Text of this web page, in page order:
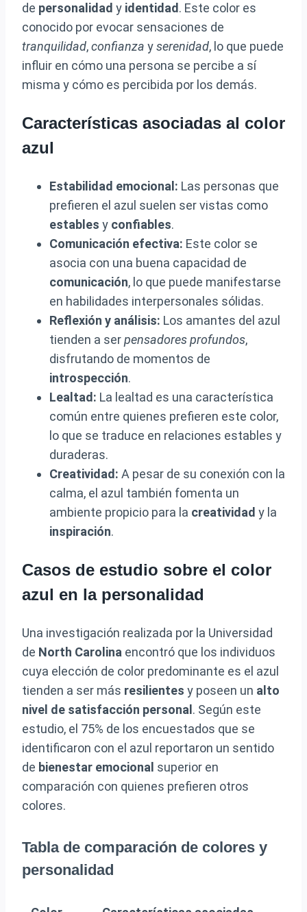
de personalidad y identidad. Este color es
conocido por evocar sensaciones de
tranquilidad,confianza yserenidad, lo que puede
influir en cómo una persona se percibe a sí
misma y cómo es percibida por los demás.
Características asociadas al color
azul
Estabilidad emocional: Las personas que
prefieren el azul suelen ser vistas como
estables y confiables.
Comunicación efectiva: Este color se
asocia con una buena capacidad de
comunicación, lo que puede manifestarse
en habilidades interpersonales sólidas.
Reflexión y análisis: Los amantes del azul
tienden a serpensadores profundos,
disfrutando de momentos de
introspección.
Lealtad: La lealtad es una característica
común entre quienes prefieren este color,
lo que se traduce en relaciones estables y
duraderas.
Creatividad: A pesar de su conexión con la
calma, el azul también fomenta un
ambiente propicio para la creatividad y la
inspiración.
Casos de estudio sobre el color
azul en la personalidad
Una investigación realizada por la Universidad
de North Carolina encontró que los individuos
cuya elección de color predominante es el azul
tienden a ser más resilientes y poseen un alto
nivel de satisfacción personal . Según este
estudio, el 75% de los encuestados que se
identificaron con el azul reportaron un sentido
de bienestar emocional superior en
comparación con quienes prefieren otros
colores.
Tabla de comparación de colores y
personalidad